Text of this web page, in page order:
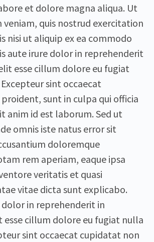
et dolore magna aliqua. Ut
veniam, quis nostrud exercitation
nisi ut aliquip ex ea commodo
aute irure dolor in reprehenderit
esse cillum dolore eu fugiat
sint occaecat
sunt in culpa qui officia
anim id est laborum. Sed ut
omnis iste natus error sit
doloremque
rem aperiam, eaque ipsa
veritatis et quasi
vitae dicta sunt explicabo.
dolor in reprehenderit in
cillum dolore eu fugiat nulla
sint occaecat cupidatat non